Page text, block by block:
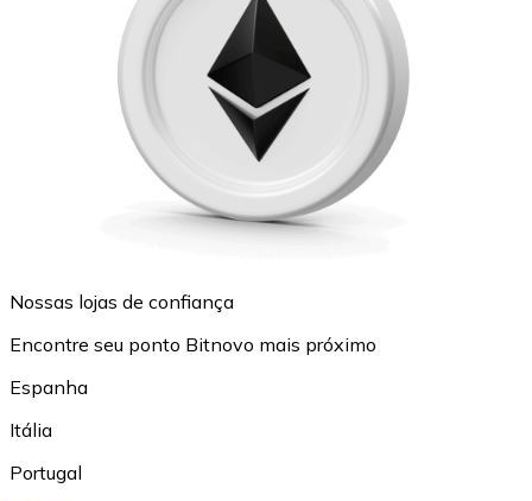
Nossas lojas de confiança
Encontre seu ponto Bitnovo mais próximo
Espanha
Itália
Portugal